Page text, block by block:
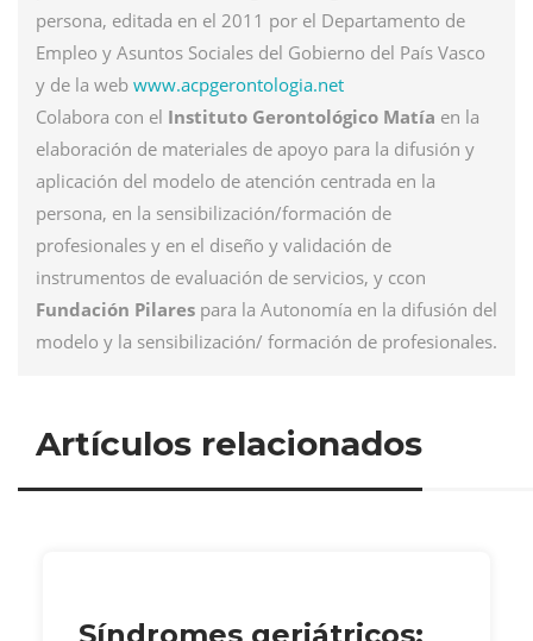
persona, editada en el 2011 por el Departamento de
Empleo y Asuntos Sociales del Gobierno del País Vasco
y de la web www.acpgerontologia.net
Colabora con el Instituto Gerontológico Matía en la
elaboración de materiales de apoyo para la difusión y
aplicación del modelo de atención centrada en la
persona, en la sensibilización/formación de
profesionales y en el diseño y validación de
instrumentos de evaluación de servicios, y ccon
Fundación Pilares para la Autonomía en la difusión del
modelo y la sensibilización/ formación de profesionales.
Artículos relacionados